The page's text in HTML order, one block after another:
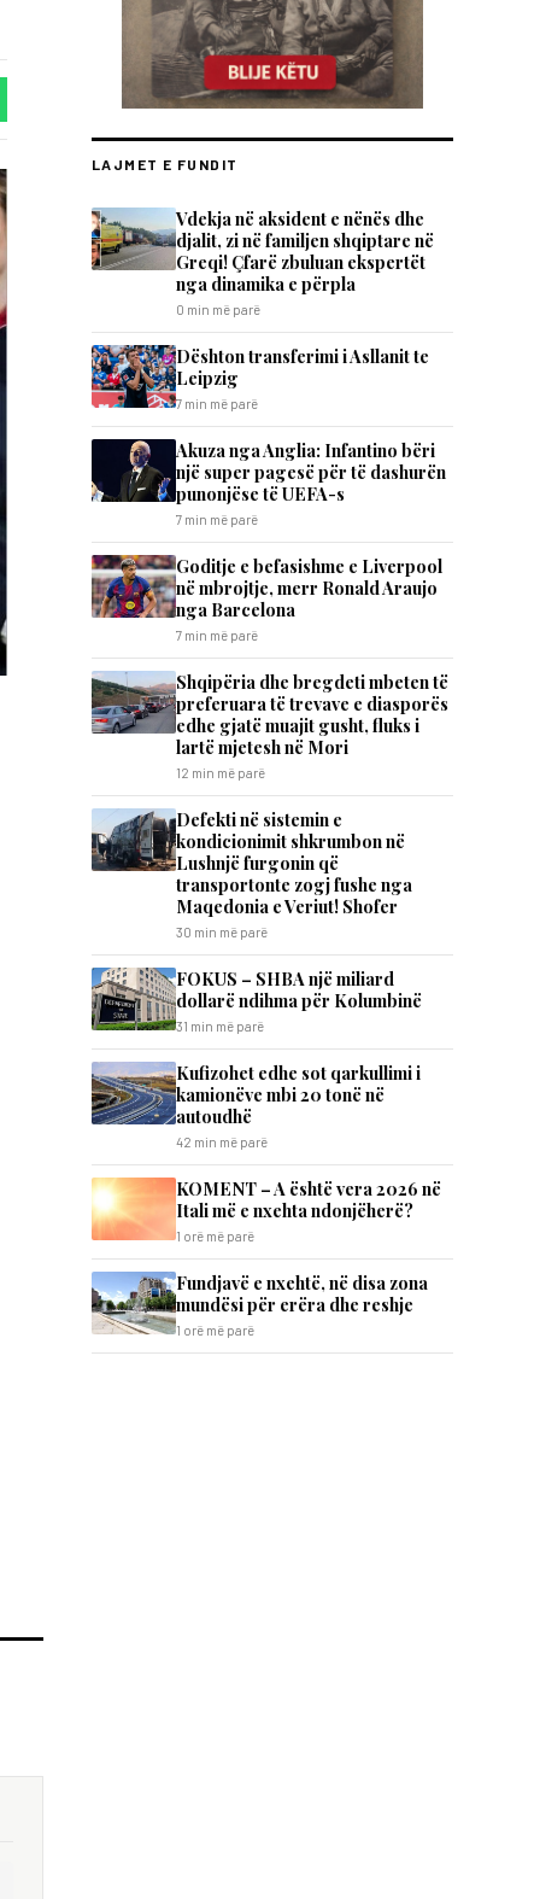
LAJMET E FUNDIT
Vdekja në aksident e nënës dhe
djalit, zi në familjen shqiptare në
Greqi! Çfarë zbuluan ekspertët
nga dinamika e përpla
0 min më parë
Dështon transferimi i Asllanit te
Leipzig
7 min më parë
Akuza nga Anglia: Infantino bëri
një super pagesë për të dashurën
punonjëse të UEFA-s
7 min më parë
Goditje e befasishme e Liverpool
në mbrojtje, merr Ronald Araujo
nga Barcelona
7 min më parë
Shqipëria dhe bregdeti mbeten të
preferuara të trevave e diasporës
edhe gjatë muajit gusht, fluks i
lartë mjetesh në Mori
12 min më parë
Defekti në sistemin e
kondicionimit shkrumbon në
Lushnjë furgonin që
transportonte zogj fushe nga
Maqedonia e Veriut! Shofer
30 min më parë
FOKUS – SHBA një miliard
dollarë ndihma për Kolumbinë
31 min më parë
Kufizohet edhe sot qarkullimi i
kamionëve mbi 20 tonë në
autoudhë
42 min më parë
KOMENT – A është vera 2026 në
Itali më e nxehta ndonjëherë?
1 orë më parë
Fundjavë e nxehtë, në disa zona
mundësi për erëra dhe reshje
1 orë më parë